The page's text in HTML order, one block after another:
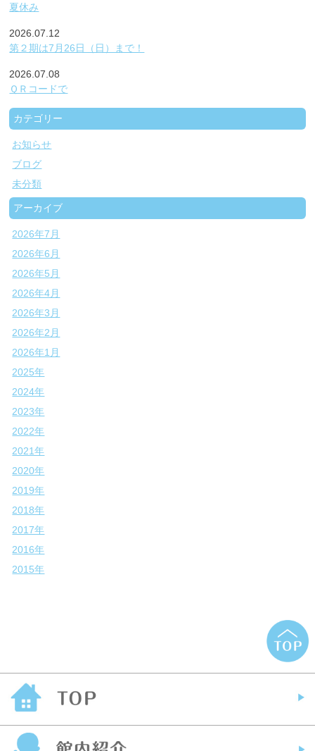
夏休み
2026.07.12
第２期は7月26日（日）まで！
2026.07.08
ＱＲコードで
カテゴリー
お知らせ
ブログ
未分類
アーカイブ
2026年7月
2026年6月
2026年5月
2026年4月
2026年3月
2026年2月
2026年1月
2025年
2024年
2023年
2022年
2021年
2020年
2019年
2018年
2017年
2016年
2015年